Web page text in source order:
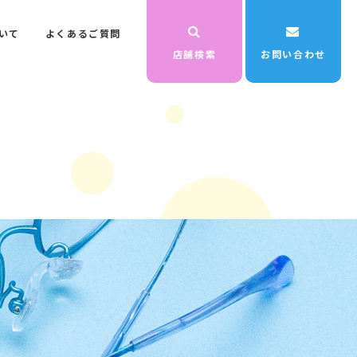
て
よくあるご質問
店舗検索
お問い合わせ